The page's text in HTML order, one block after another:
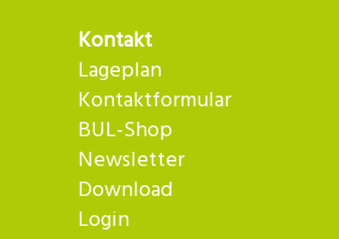
Kontakt
Lageplan
Kontaktformular
BUL-Shop
Newsletter
Download
Login